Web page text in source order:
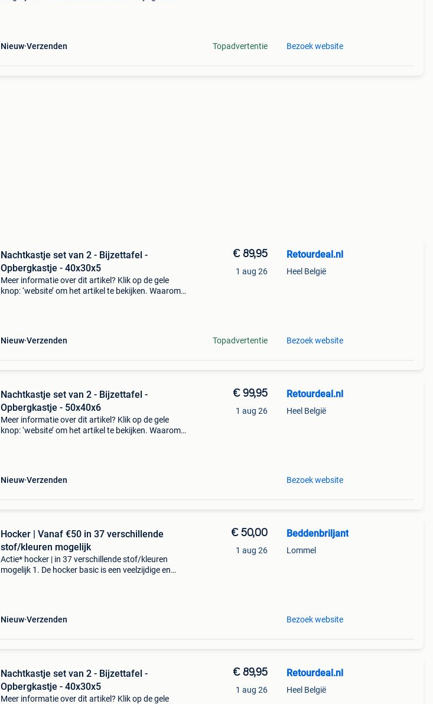
Nieuw Verzenden Topadvertentie Bezoek website
Nachtkastje set van 2 - Bijzettafel -
Opbergkastje - 40x30x5
Meer informatie over dit artikel? Klik op de gele
knop: ‘website’ om het artikel te bekijken. Waarom
Nieuw Verzenden
€ 89,95
1 aug 26
Topadvertentie
Retourdeal.nl
Heel België
Bezoek website
Nachtkastje set van 2 - Bijzettafel -
Opbergkastje - 50x40x6
Meer informatie over dit artikel? Klik op de gele
knop: ‘website’ om het artikel te bekijken. Waarom
Nieuw Verzenden
€ 99,95
1 aug 26
Retourdeal.nl
Heel België
Bezoek website
Hocker | Vanaf €50 in 37 verschillende
stof/kleuren mogelijk
Actie* hocker | in 37 verschillende stof/kleuren
mogelijk 1. De hocker basic is een veelzijdige en
Nieuw Verzenden
€ 50,00
1 aug 26
Beddenbriljant
Lommel
Bezoek website
Nachtkastje set van 2 - Bijzettafel -
Opbergkastje - 40x30x5
Meer informatie over dit artikel? Klik op de gele
€ 89,95
1 aug 26
Retourdeal.nl
Heel België